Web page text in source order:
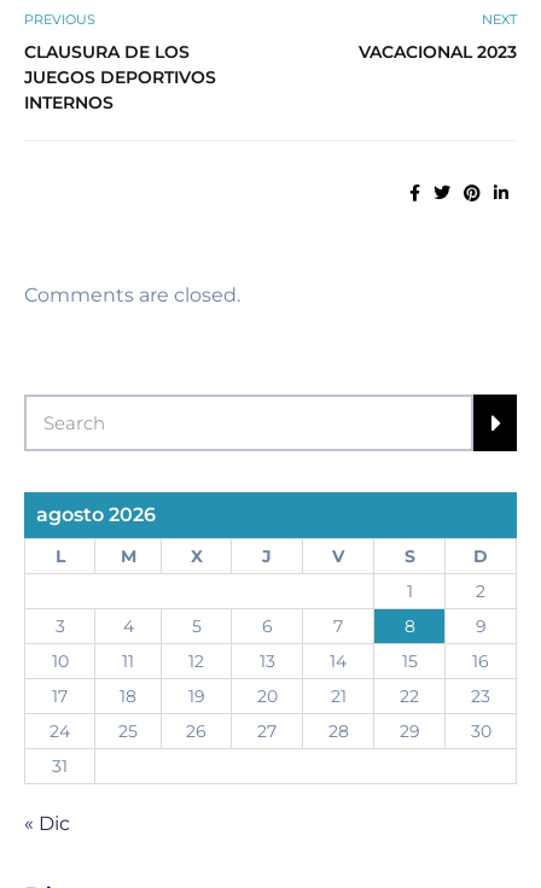
PREVIOUS
CLAUSURA DE LOS
JUEGOS DEPORTIVOS
INTERNOS
NEXT
VACACIONAL 2023
Comments are closed.
agosto 2026
L M X J V S
D
1
2
3
4 5 6 7 8
9
10
11 12 13 14 15
16
17
18 19 20 21 22
23
24
25 26 27 28 29
30
31
« Dic